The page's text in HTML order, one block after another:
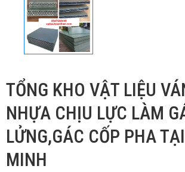
TỔNG KHO VẬT LIỆU
NHỰA CHỊU LỰC LÀM
LỬNG,GÁC CỐP PHA
MINH